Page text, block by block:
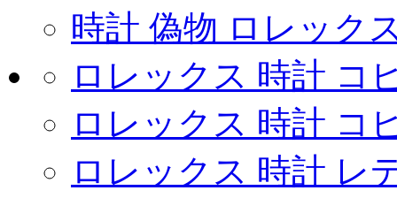
時計 偽物 ロレック
ロレックス 時計 コ
ロレックス 時計 コ
ロレックス 時計 レ